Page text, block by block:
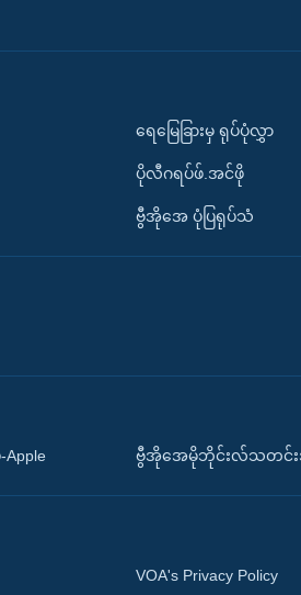
ရေမြေခြားမှ ရုပ်ပုံလွှာ
ပိုလီဂရပ်ဖ်.အင်ဖို
ဗွီအိုအေ ပုံပြရုပ်သံ
ဗွီအိုအေမိုဘိုင်းလ်သတင်း
VOA's Privacy Policy